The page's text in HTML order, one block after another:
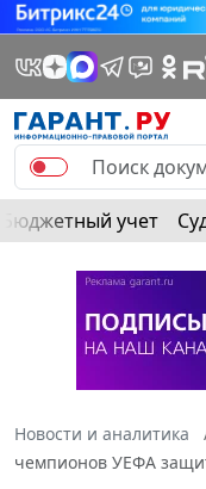
Бюджетный учет
Новости и аналитика
чемпионов УЕФА